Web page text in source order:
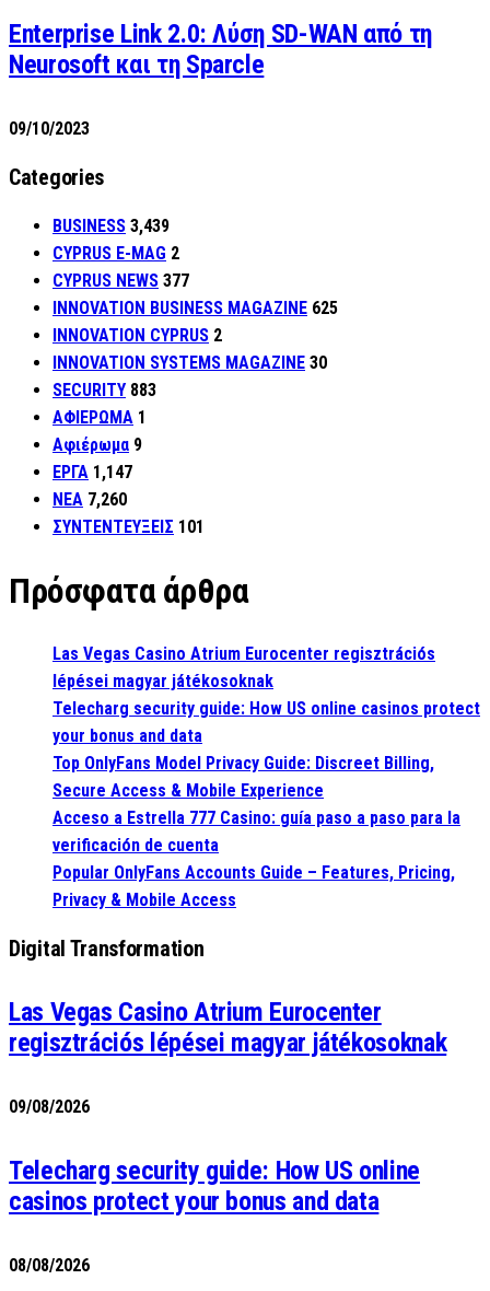
Enterprise Link 2.0: Λύση SD-WAN από τη
Neurosoft και τη Sparcle
09/10/2023
Categories
BUSINESS 3,439
CYPRUS E-MAG 2
CYPRUS NEWS 377
INNOVATION BUSINESS MAGAZINE 625
INNOVATION CYPRUS 2
INNOVATION SYSTEMS MAGAZINE 30
SECURITY 883
ΑΦΙΕΡΩΜΑ 1
Αφιέρωμα 9
ΕΡΓΑ 1,147
ΝΕΑ 7,260
ΣΥΝΤΕΝΤΕΥΞΕΙΣ 101
Πρόσφατα άρθρα
Las Vegas Casino Atrium Eurocenter regisztrációs
lépései magyar játékosoknak
Telecharg security guide: How US online casinos protect
your bonus and data
Top OnlyFans Model Privacy Guide: Discreet Billing,
Secure Access & Mobile Experience
Acceso a Estrella 777 Casino: guía paso a paso para la
verificación de cuenta
Popular OnlyFans Accounts Guide – Features, Pricing,
Privacy & Mobile Access
Digital Transformation
Las Vegas Casino Atrium Eurocenter
regisztrációs lépései magyar játékosoknak
09/08/2026
Telecharg security guide: How US online
casinos protect your bonus and data
08/08/2026